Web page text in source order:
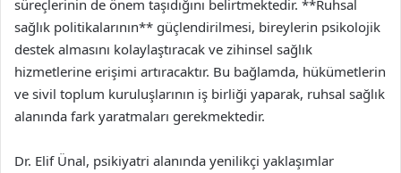
süreçlerinin de önem taşıdığını belirtmektedir. **Ruhsal
sağlık politikalarının** güçlendirilmesi, bireylerin psikolojik
destek almasını kolaylaştıracak ve zihinsel sağlık
hizmetlerine erişimi artıracaktır. Bu bağlamda, hükümetlerin
ve sivil toplum kuruluşlarının iş birliği yaparak, ruhsal sağlık
alanında fark yaratmaları gerekmektedir.
Dr. Elif Ünal, psikiyatri alanında yenilikçi yaklaşımlar